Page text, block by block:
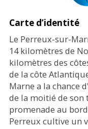
Carte d’identité
Le Perreux-sur-
14 kilomètres de
kilomètres des
de la côte
Marne a la chance
de la moitié de son
promenade au
Perreux cultive un